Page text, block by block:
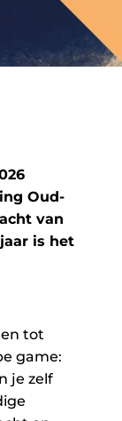
Oud-
van
is het
tot
game:
je zelf